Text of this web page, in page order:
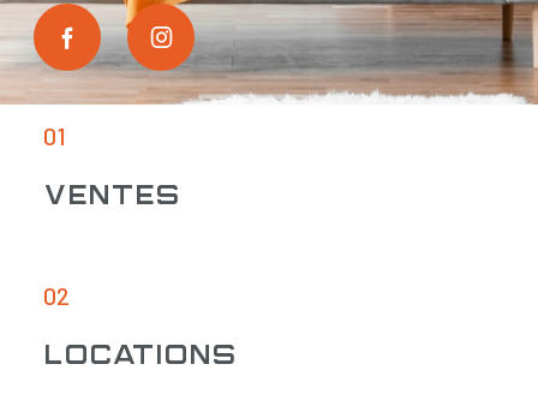
01
Ventes
02
Locations